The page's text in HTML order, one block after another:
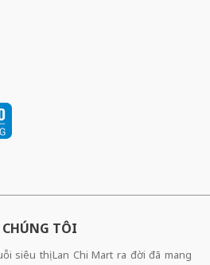
CHÚNG TÔI
siêu thị Lan Chi Mart ra đời đã mang